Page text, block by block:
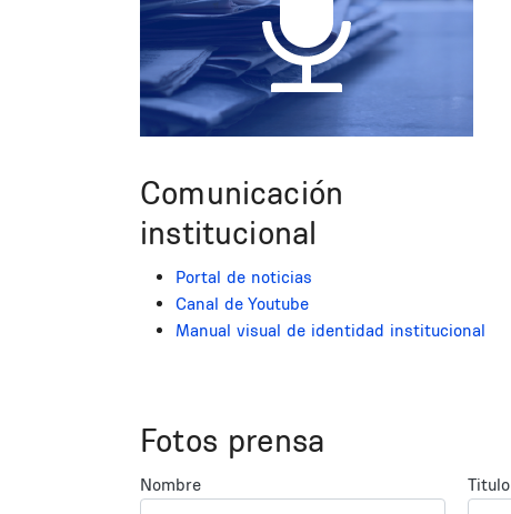
Comunicación
institucional
Portal de noticias
Canal de Youtube
Manual visual de identidad institucional
Fotos prensa
Nombre Titulo